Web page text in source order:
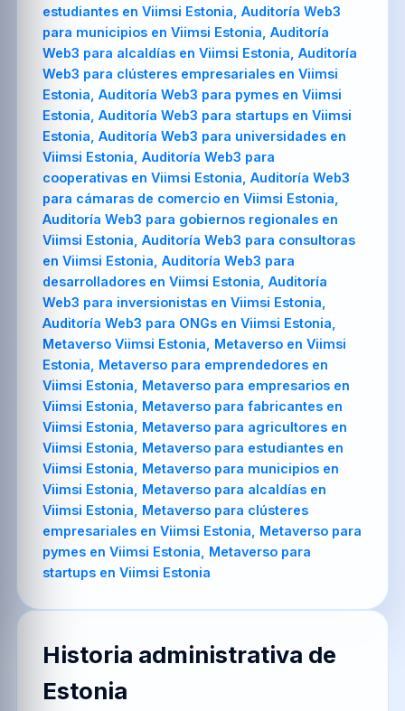
estudiantes en Viimsi Estonia, Auditoría Web3
para municipios en Viimsi Estonia, Auditoría
Web3 para alcaldías en Viimsi Estonia, Auditoría
Web3 para clústeres empresariales en Viimsi
Estonia, Auditoría Web3 para pymes en Viimsi
Estonia, Auditoría Web3 para startups en Viimsi
Estonia, Auditoría Web3 para universidades en
Viimsi Estonia, Auditoría Web3 para
cooperativas en Viimsi Estonia, Auditoría Web3
para cámaras de comercio en Viimsi Estonia,
Auditoría Web3 para gobiernos regionales en
Viimsi Estonia, Auditoría Web3 para consultoras
en Viimsi Estonia, Auditoría Web3 para
desarrolladores en Viimsi Estonia, Auditoría
Web3 para inversionistas en Viimsi Estonia,
Auditoría Web3 para ONGs en Viimsi Estonia,
Metaverso Viimsi Estonia, Metaverso en Viimsi
Estonia, Metaverso para emprendedores en
Viimsi Estonia, Metaverso para empresarios en
Viimsi Estonia, Metaverso para fabricantes en
Viimsi Estonia, Metaverso para agricultores en
Viimsi Estonia, Metaverso para estudiantes en
Viimsi Estonia, Metaverso para municipios en
Viimsi Estonia, Metaverso para alcaldías en
Viimsi Estonia, Metaverso para clústeres
empresariales en Viimsi Estonia, Metaverso para
pymes en Viimsi Estonia, Metaverso para
startups en Viimsi Estonia
Historia administrativa de
Estonia